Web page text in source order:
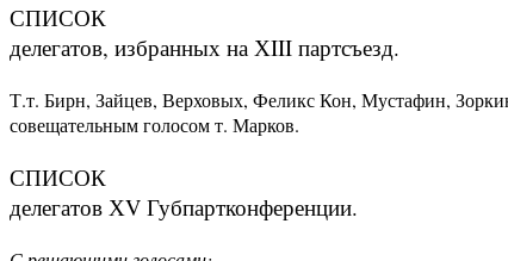
СПИСОК
делегатов, избранных на ХIII партсъезд.
Т.т. Бирн, Зайцев, Верховых, Феликс Кон, Мустафин,
совещательным голосом т. Марков.
СПИСОК
делегатов ХV Губпартконференции.